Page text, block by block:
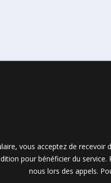
vous acceptez de recevoir
pour bénéficier du
nous lors des appels.